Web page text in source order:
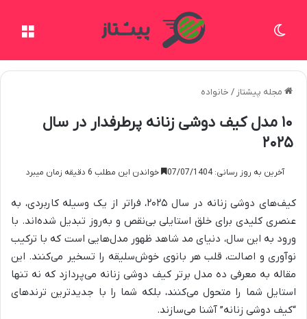
مجله پیشتاز / خانواده
۱۰ مدل کیف دوشی زنانه پرطرفدار در سال
۲۰۲۵
آخرین به روز رسانی: 07/07/1404 خواندن این مطلب 6 دقیقه زمان میبرد
کیف‌های دوشی زنانه در سال ۲۰۲۵، فراتر از یک وسیله کاربردی، به
عنصری کلیدی برای خلق استایلی بی‌نقص و به‌روز تبدیل شده‌اند. با
ورود به این سال، دنیای مد شاهد ظهور مدل‌هایی است که با ترکیب
نوآوری و اصالت، قلب هر بانوی خوش‌سلیقه را تسخیر می‌کنند. این
مقاله به معرفی ده مدل برتر کیف دوشی زنانه می‌پردازد که نه تنها
استایل شما را متحول می‌کنند، بلکه شما را با جدیدترین ترندهای
“کیف دوشی زنانه” آشنا می‌سازند.